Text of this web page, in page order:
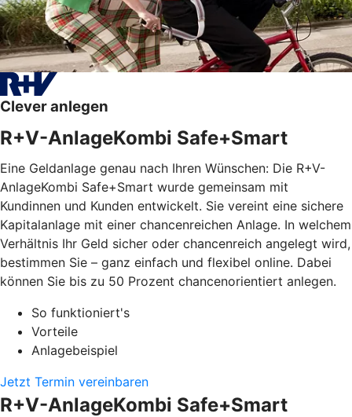
Clever anlegen
R+V-AnlageKombi Safe+Smart
Eine Geldanlage genau nach Ihren Wünschen: Die R+V-
AnlageKombi Safe+Smart wurde gemeinsam mit
Kundinnen und Kunden entwickelt. Sie vereint eine sichere
Kapitalanlage mit einer chancenreichen Anlage. In welchem
Verhältnis Ihr Geld sicher oder chancenreich angelegt wird,
bestimmen Sie – ganz einfach und flexibel online. Dabei
können Sie bis zu 50 Prozent chancenorientiert anlegen.
So funktioniert's
Vorteile
Anlagebeispiel
Jetzt Termin vereinbaren
R+V-AnlageKombi Safe+Smart